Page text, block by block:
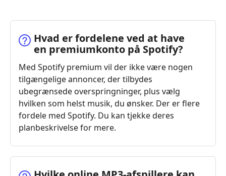
Hvad er fordelene ved at have
en premiumkonto på Spotify?
Med Spotify premium vil der ikke være nogen
tilgængelige annoncer, der tilbydes
ubegrænsede overspringninger, plus vælg
hvilken som helst musik, du ønsker. Der er flere
fordele med Spotify. Du kan tjekke deres
planbeskrivelse for mere.